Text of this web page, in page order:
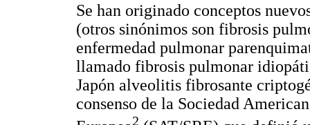
Se han originado conceptos
(otros sinónimos son fibrosis
enfermedad pulmonar
llamado fibrosis pulmonar
Japón alveolitis fibrosante
consenso de la Sociedad
2